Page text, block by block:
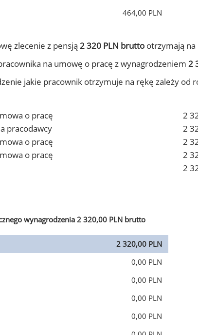
464,00 PLN
zlecenie z pensją 2 320 PLN brutto otrzymają
na umowę o pracę z wynagrodzeniem 2
jakie pracownik otrzymuje na rękę zależy od
o pracę
pracodawcy
o pracę
o pracę
2
2
2
2
2
wynagrodzenia 2 320,00 PLN brutto
2 320,00 PLN
0,00 PLN
0,00 PLN
0,00 PLN
0,00 PLN